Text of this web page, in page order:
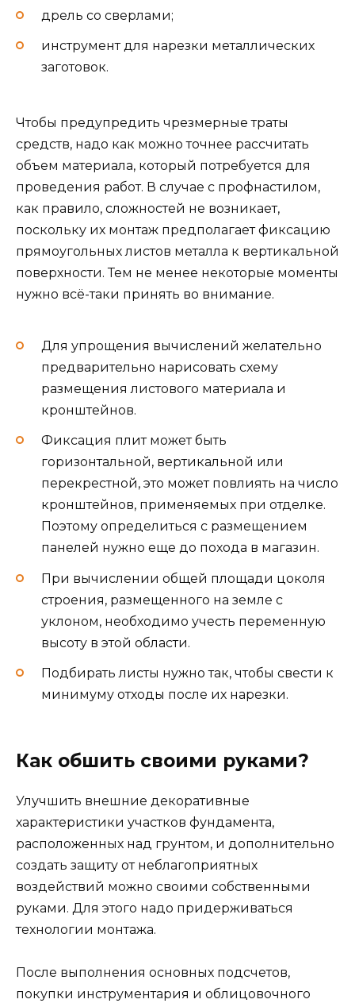
дрель со сверлами;
инструмент для нарезки металлических
заготовок.
Чтобы предупредить чрезмерные траты
средств, надо как можно точнее рассчитать
объем материала, который потребуется для
проведения работ. В случае с профнастилом,
как правило, сложностей не возникает,
поскольку их монтаж предполагает фиксацию
прямоугольных листов металла к вертикальной
поверхности. Тем не менее некоторые моменты
нужно всё-таки принять во внимание.
Для упрощения вычислений желательно
предварительно нарисовать схему
размещения листового материала и
кронштейнов.
Фиксация плит может быть
горизонтальной, вертикальной или
перекрестной, это может повлиять на число
кронштейнов, применяемых при отделке.
Поэтому определиться с размещением
панелей нужно еще до похода в магазин.
При вычислении общей площади цоколя
строения, размещенного на земле с
уклоном, необходимо учесть переменную
высоту в этой области.
Подбирать листы нужно так, чтобы свести к
минимуму отходы после их нарезки.
Как обшить своими руками?
Улучшить внешние декоративные
характеристики участков фундамента,
расположенных над грунтом, и дополнительно
создать защиту от неблагоприятных
воздействий можно своими собственными
руками. Для этого надо придерживаться
технологии монтажа.
После выполнения основных подсчетов,
покупки инструментария и облицовочного